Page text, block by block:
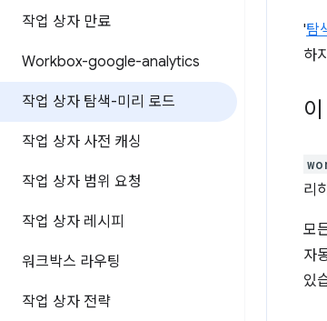
작업 상자 만료
Workbox-google-analytics
작업 상자 탐색-미리 로드
작업 상자 사전 캐싱
작업 상자 범위 요청
작업 상자 레시피
워크박스 라우팅
작업 상자 전략
'탐
하
리
모
자
있